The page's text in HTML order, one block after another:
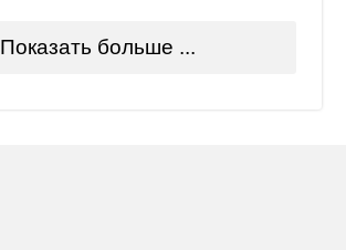
Показать больше ...